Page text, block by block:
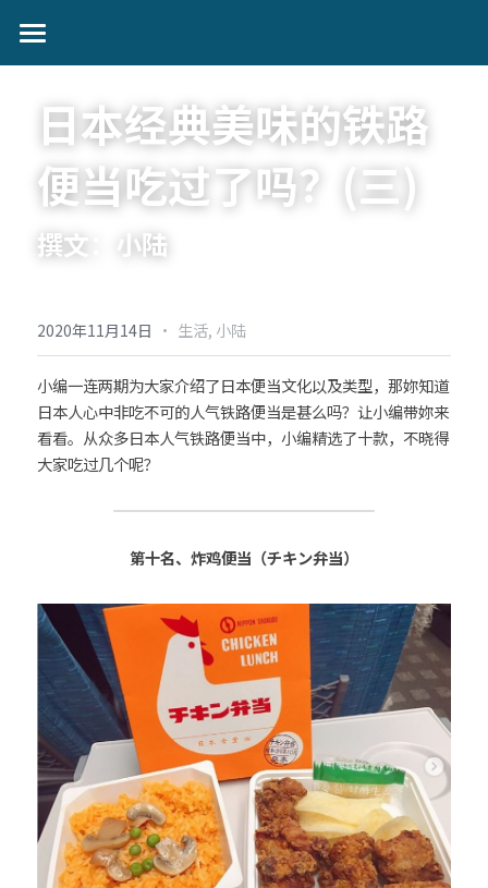
首页
日本动态
音乐类
作者分类
艺人动态
麦野优衣 (Yui Mugino)
桃知みなみ (Momochi Minami)
谷本贵义(Tanimoto Takayoshi)
EIGHT OF TRIANGLE
Masquerade）
超ときめき♡宣伝部
CiON（シーオン）
H△G（ハグ）
提供技术支持
日本经典美味的铁路
便当吃过了吗？(三)
撰文：小陆
2020年11月14日 · 生活, 小陆
小编一连两期为大家介绍了日本便当文化以及类型，那妳知道
日本人心中非吃不可的人气铁路便当是甚么吗？让小编带妳来
看看。从众多日本人气铁路便当中，小编精选了十款，不晓得
大家吃过几个呢？
第十名、炸鸡便当（チキン弁当）